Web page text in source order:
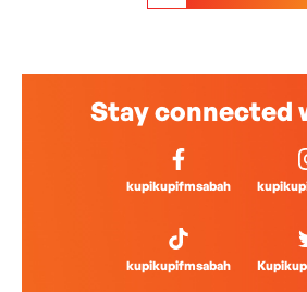
Stay connected
kupikupifmsabah
kupikupifmsabah